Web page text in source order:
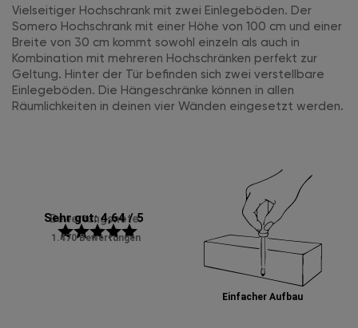
Vielseitiger Hochschrank mit zwei Einlegeböden. Der
Somero Hochschrank mit einer Höhe von 100 cm und einer
Breite von 30 cm kommt sowohl einzeln als auch in
Kombination mit mehreren Hochschränken perfekt zur
Geltung. Hinter der Tür befinden sich zwei verstellbare
Einlegeböden. Die Hängeschränke können in allen
Räumlichkeiten in deinen vier Wänden eingesetzt werden.
Bewertungsnote:
Sehr gut: 4,64 / 5
starstarstarstarstar
1.470 Bewertungen
Einfacher Aufbau